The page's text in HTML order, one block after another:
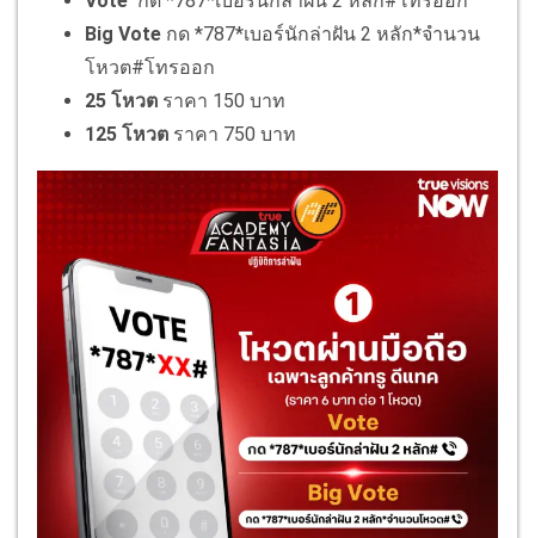
Big Vote กด *787*เบอร์นักล่าฝัน 2 หลัก*จำนวน
โหวต#โทรออก
25 โหวต ราคา 150 บาท
125 โหวต ราคา 750 บาท